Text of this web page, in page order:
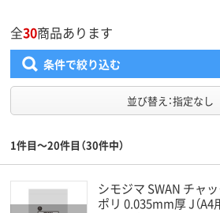
全30商品あります
条件で絞り込む
並び替え：指定なし
1件目～20件目（30件中）
シモジマ SWAN チャ
ポリ 0.035mm厚 J（A4